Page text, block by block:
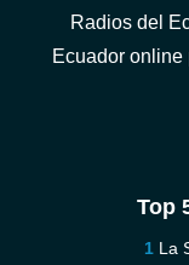
Radios del
Ecuador online
Top
La